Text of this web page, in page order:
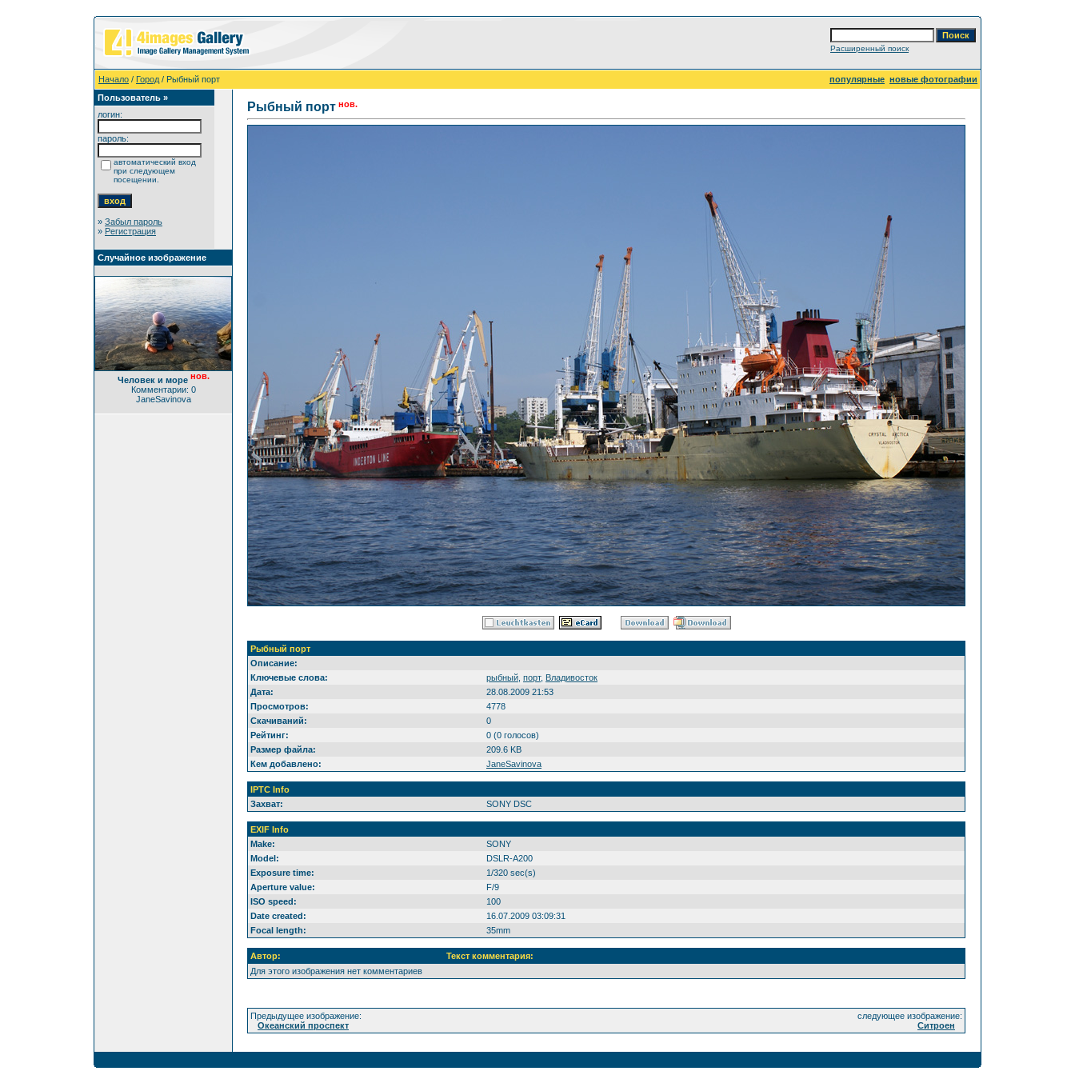
Расширенный поиск
Начало / Город / Рыбный порт популярные новые фотографии
Пользователь »
логин:
пароль:
автоматический вход
при следующем
посещении.
» Забыл пароль
» Регистрация
Случайное изображение
Человек и море нов.
Комментарии: 0
JaneSavinova
Рыбный порт нов.
Рыбный порт
Описание:
Ключевые слова:
рыбный порт, Владивосток
Дата:
28.08.2009 21:53
Просмотров:
4778
Скачиваний:
0
Рейтинг:
0 (0 голосов)
Размер файла:
209.6 KB
Кем добавлено:
JaneSavinova
IPTC Info
Захват:
SONY DSC
EXIF Info
Make:
SONY
Model:
DSLR-A200
Exposure time:
1/320 sec(s)
Aperture value:
F/9
ISO speed:
100
Date created:
16.07.2009 03:09:31
Focal length:
35mm
Автор:
Текст комментария:
Для этого изображения нет комментариев
Предыдущее изображение:
Океанский проспект
следующее изображение:
Ситроен